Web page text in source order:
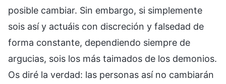
posible cambiar. Sin embargo, si simplemente
sois así y actuáis con discreción y falsedad de
forma constante, dependiendo siempre de
argucias, sois los más taimados de los demonios.
Os diré la verdad: las personas así no cambiarán